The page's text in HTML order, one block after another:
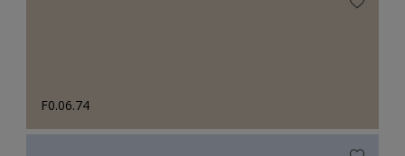
F0.06.74